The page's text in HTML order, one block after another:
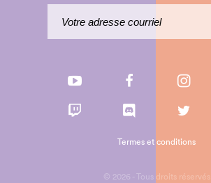
© 2026 - Tous droits réservés
Termes et conditions